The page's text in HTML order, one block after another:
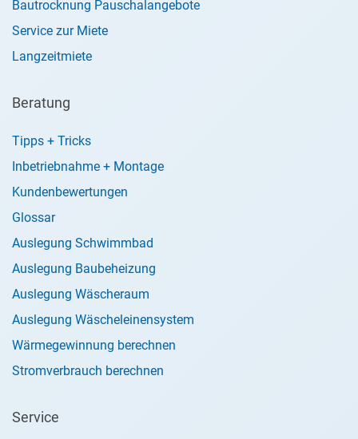
Bautrocknung Pauschalangebote
Service zur Miete
Langzeitmiete
Beratung
Tipps + Tricks
Inbetriebnahme + Montage
Kundenbewertungen
Glossar
Auslegung Schwimmbad
Auslegung Baubeheizung
Auslegung Wäscheraum
Auslegung Wäscheleinensystem
Wärmegewinnung berechnen
Stromverbrauch berechnen
Service